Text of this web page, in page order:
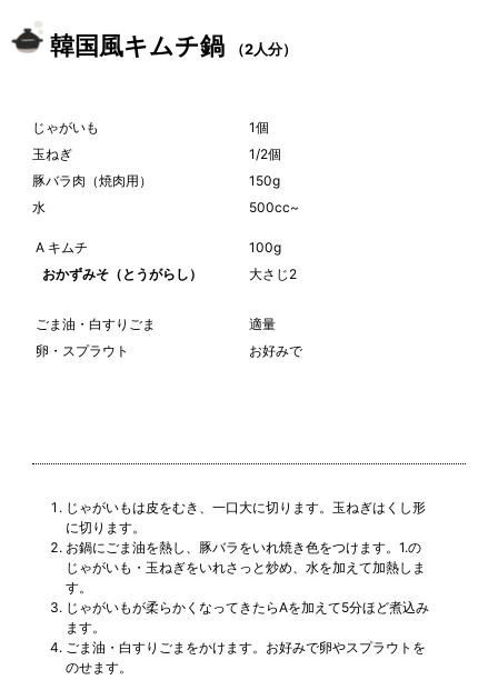
韓国風キムチ鍋 （2人分）
じゃがいも
1個
玉ねぎ
1/2個
豚バラ肉（焼肉用）
150g
水
500cc~
A キムチ
100g
おかずみそ（とうがらし）
大さじ2
ごま油・白すりごま
適量
卵・スプラウト
お好みで
じゃがいもは皮をむき、一口大に切ります。玉ねぎはくし形
に切ります。
お鍋にごま油を熱し、豚バラをいれ焼き色をつけます。1.の
じゃがいも・玉ねぎをいれさっと炒め、水を加えて加熱しま
す。
じゃがいもが柔らかくなってきたらAを加えて5分ほど煮込み
ます。
ごま油・白すりごまをかけます。お好みで卵やスプラウトを
のせます。